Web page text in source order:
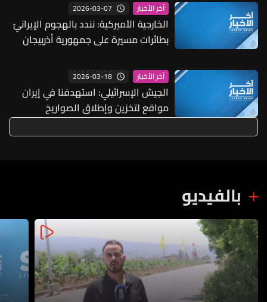
آخر الأخبار 2026-03-07
الخارجية الأميركية: نندد بالهجوم الإيرانيّ
بطائرات مسيرة على جمهورية أذربيجان
آخر الأخبار 2026-03-18
الجيش الإسرائيلي: استهدفنا في إيران
مواقع لتخزين وإطلاق الصواريخ
الباليستية والطائرات المسيرة
بالفيديو